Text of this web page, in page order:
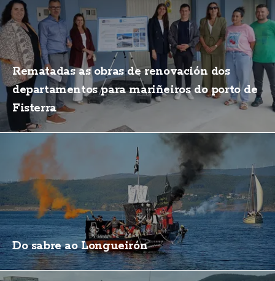
Rematadas as obras de renovación dos
departamentos para mariñeiros do porto de
Fisterra
Do sabre ao Longueirón